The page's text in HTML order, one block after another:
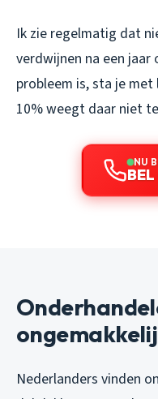
Ik zie regelmatig dat
verdwijnen na een jaar
probleem is, sta je met
10% weegt daar niet
NU
Nederlanders vinden